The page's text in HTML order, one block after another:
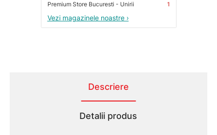
Premium Store Bucuresti - Unirii
1
Vezi magazinele noastre ›
Descriere
Detalii produs